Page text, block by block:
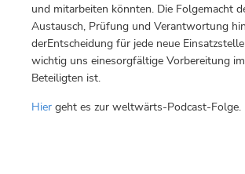
und mitarbeiten könnten. Die Folgemacht
Austausch, Prüfung und Verantwortung
derEntscheidung für jede neue
wichtig uns einesorgfältige Vorbereitung
Beteiligten ist.
Hier geht es zur weltwärts-Podcast-Folge.